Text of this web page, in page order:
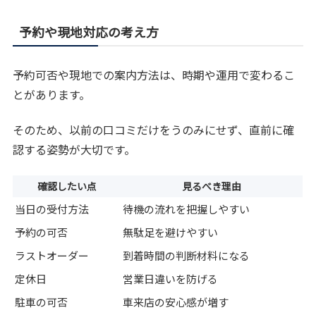
予約や現地対応の考え方
予約可否や現地での案内方法は、時期や運用で変わるこ
とがあります。
そのため、以前の口コミだけをうのみにせず、直前に確
認する姿勢が大切です。
確認したい点 見るべき理由
当日の受付方法
待機の流れを把握しやすい
予約の可否
無駄足を避けやすい
ラストオーダー
到着時間の判断材料になる
定休日
営業日違いを防げる
駐車の可否
車来店の安心感が増す